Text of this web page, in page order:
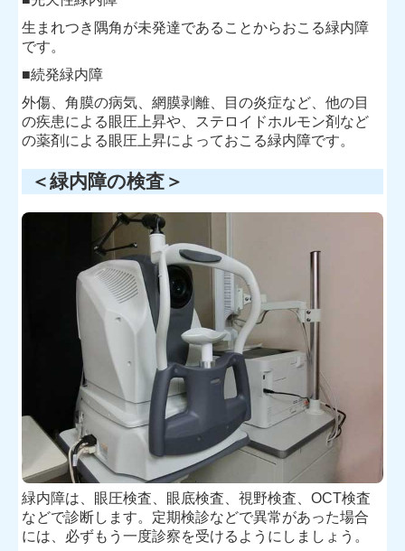
生まれつき隅角が未発達であることからおこる緑内障
です。
■続発緑内障
外傷、角膜の病気、網膜剥離、目の炎症など、他の目
の疾患による眼圧上昇や、ステロイドホルモン剤など
の薬剤による眼圧上昇によっておこる緑内障です。
＜緑内障の検査＞
緑内障は、眼圧検査、眼底検査、視野検査、OCT検査
などで診断します。定期検診などで異常があった場合
には、必ずもう一度診察を受けるようにしましょう。